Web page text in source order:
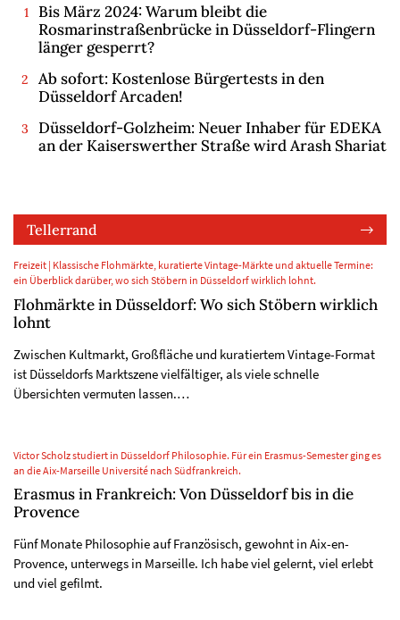
Bis März 2024: Warum bleibt die
Rosmarinstraßenbrücke in Düsseldorf-Flingern
länger gesperrt?
Ab sofort: Kostenlose Bürgertests in den
Düsseldorf Arcaden!
Düsseldorf-Golzheim: Neuer Inhaber für EDEKA
an der Kaiserswerther Straße wird Arash Shariat
Tellerrand
Freizeit | Klassische Flohmärkte, kuratierte Vintage-Märkte und aktuelle Termine:
ein Überblick darüber, wo sich Stöbern in Düsseldorf wirklich lohnt.
Flohmärkte in Düsseldorf: Wo sich Stöbern wirklich
lohnt
Zwischen Kultmarkt, Großfläche und kuratiertem Vintage-Format
ist Düsseldorfs Marktszene vielfältiger, als viele schnelle
Übersichten vermuten lassen.…
Victor Scholz studiert in Düsseldorf Philosophie. Für ein Erasmus-Semester ging es
an die Aix-Marseille Université nach Südfrankreich.
Erasmus in Frankreich: Von Düsseldorf bis in die
Provence
Fünf Monate Philosophie auf Französisch, gewohnt in Aix-en-
Provence, unterwegs in Marseille. Ich habe viel gelernt, viel erlebt
und viel gefilmt.